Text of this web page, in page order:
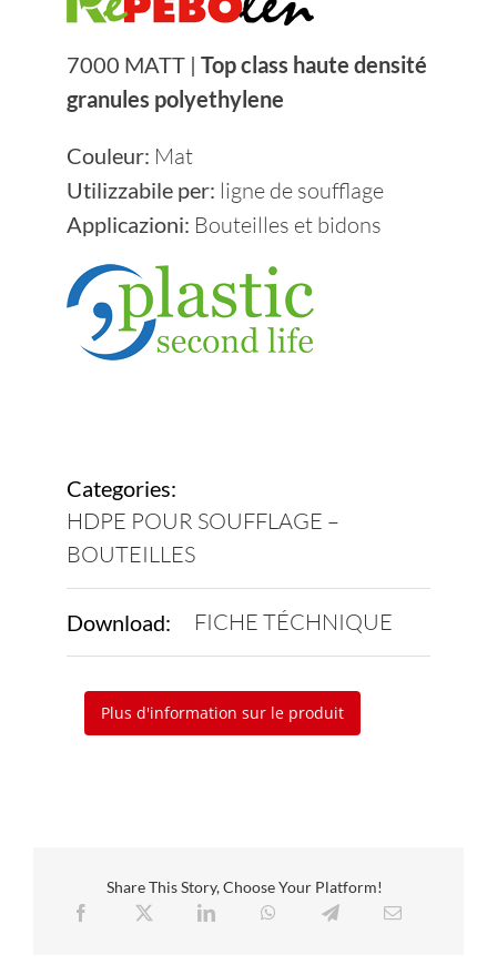
Contacts
Durabilité
7000 MATT | Top class haute densité
granules polyethylene
Couleur: Mat
Utilizzabile per: ligne de soufflage
Applicazioni: Bouteilles et bidons
Categories:
HDPE POUR SOUFFLAGE –
BOUTEILLES
Download: FICHE TÉCHNIQUE
Plus d'information sur le produit
Share This Story, Choose Your Platform!